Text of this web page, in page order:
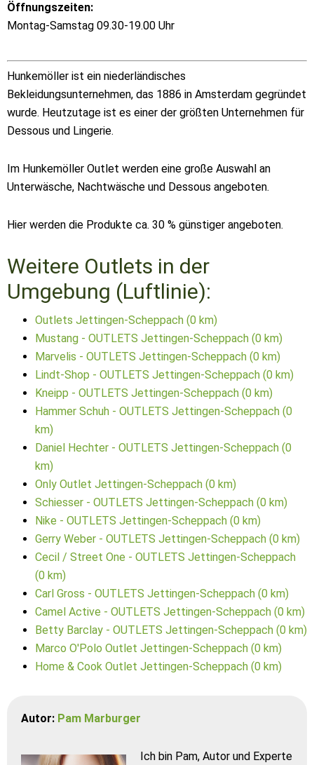
Öffnungszeiten:
Montag-Samstag 09.30-19.00 Uhr
Hunkemöller ist ein niederländisches
Bekleidungsunternehmen, das 1886 in Amsterdam gegründet
wurde. Heutzutage ist es einer der größten Unternehmen für
Dessous und Lingerie.
Im Hunkemöller Outlet werden eine große Auswahl an
Unterwäsche, Nachtwäsche und Dessous angeboten.
Hier werden die Produkte ca. 30 % günstiger angeboten.
Weitere Outlets in der
Umgebung (Luftlinie):
Outlets Jettingen-Scheppach (0 km)
Mustang - OUTLETS Jettingen-Scheppach (0 km)
Marvelis - OUTLETS Jettingen-Scheppach (0 km)
Lindt-Shop - OUTLETS Jettingen-Scheppach (0 km)
Kneipp - OUTLETS Jettingen-Scheppach (0 km)
Hammer Schuh - OUTLETS Jettingen-Scheppach (0
km)
Daniel Hechter - OUTLETS Jettingen-Scheppach (0
km)
Only Outlet Jettingen-Scheppach (0 km)
Schiesser - OUTLETS Jettingen-Scheppach (0 km)
Nike - OUTLETS Jettingen-Scheppach (0 km)
Gerry Weber - OUTLETS Jettingen-Scheppach (0 km)
Cecil / Street One - OUTLETS Jettingen-Scheppach
(0 km)
Carl Gross - OUTLETS Jettingen-Scheppach (0 km)
Camel Active - OUTLETS Jettingen-Scheppach (0 km)
Betty Barclay - OUTLETS Jettingen-Scheppach (0 km)
Marco O'Polo Outlet Jettingen-Scheppach (0 km)
Home & Cook Outlet Jettingen-Scheppach (0 km)
Autor: Pam Marburger
Ich bin Pam, Autor und Experte